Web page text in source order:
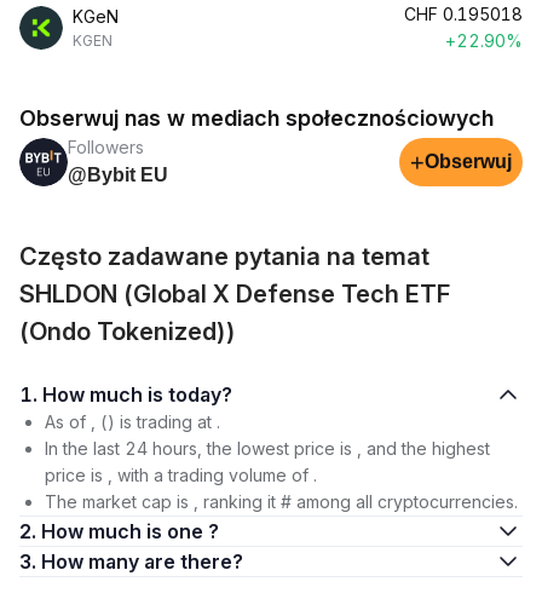
KGeN
KGEN
CHF 0.195018
+22.90%
Obserwuj nas w mediach społecznościowych
Followers
@Bybit EU
+Obserwuj
Często zadawane pytania na temat
SHLDON (Global X Defense Tech ETF
(Ondo Tokenized))
1. How much is today?
As of , () is trading at .
In the last 24 hours, the lowest price is , and the highest
price is , with a trading volume of .
The market cap is , ranking it # among all cryptocurrencies.
2. How much is one ?
3. How many are there?